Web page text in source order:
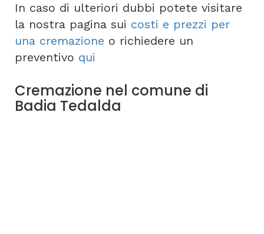
In caso di ulteriori dubbi potete visitare
la nostra pagina sui costi e prezzi per
una cremazione o richiedere un
preventivo qui
Cremazione nel comune di
Badia Tedalda